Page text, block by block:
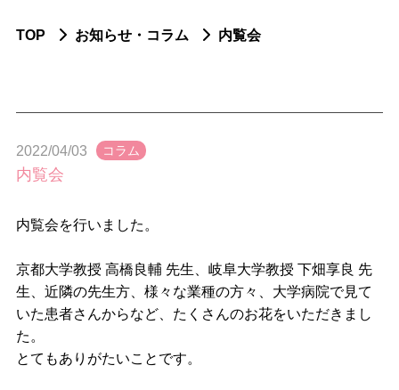
TOP お知らせ・コラム 内覧会
2022/04/03 コラム
内覧会
内覧会を行いました。
京都大学教授 高橋良輔 先生、岐阜大学教授 下畑享良 先
生、近隣の先生方、様々な業種の方々、大学病院で見て
いた患者さんからなど、たくさんのお花をいただきまし
た。
とてもありがたいことです。
脳血管障害
筋疾患
髄小脳変性症